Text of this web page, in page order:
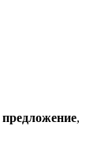
предложение,